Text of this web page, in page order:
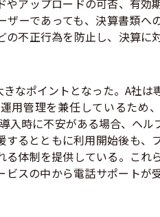
ザーであっても、決算書類へ
の不正行為を防止し、決算に
なポイントとなった。A社は
用管理を兼任しているため
入時に不安がある場合、ヘル
るとともに利用開始後も、
る体制を提供している。これ
ビスの中から電話サポートが